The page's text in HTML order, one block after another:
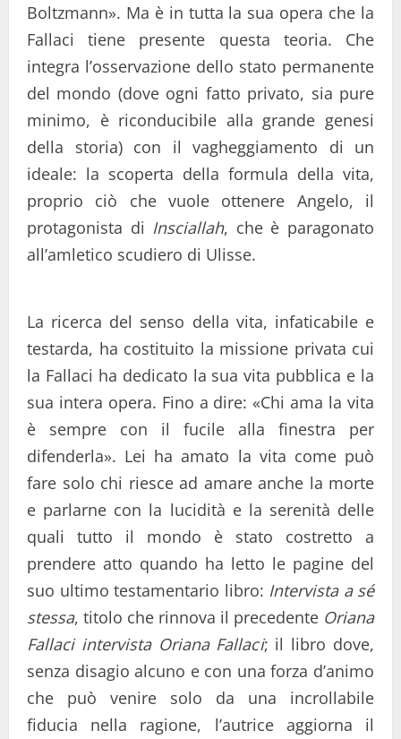
Boltzmann». Ma è in tutta la sua opera che la
Fallaci tiene presente questa teoria. Che
integra l’osservazione dello stato permanente
del mondo (dove ogni fatto privato, sia pure
minimo, è riconducibile alla grande genesi
della storia) con il vagheggiamento di un
ideale: la scoperta della formula della vita,
proprio ciò che vuole ottenere Angelo, il
protagonista di Insciallah, che è paragonato
all’amletico scudiero di Ulisse.
La ricerca del senso della vita, infaticabile e
testarda, ha costituito la missione privata cui
la Fallaci ha dedicato la sua vita pubblica e la
sua intera opera. Fino a dire: «Chi ama la vita
è sempre con il fucile alla finestra per
difenderla». Lei ha amato la vita come può
fare solo chi riesce ad amare anche la morte
e parlarne con la lucidità e la serenità delle
quali tutto il mondo è stato costretto a
prendere atto quando ha letto le pagine del
suo ultimo testamentario libro: Intervista a sé
stessa, titolo che rinnova il precedente Oriana
Fallaci intervista Oriana Fallaci; il libro dove,
senza disagio alcuno e con una forza d’animo
che può venire solo da una incrollabile
fiducia nella ragione, l’autrice aggiorna il